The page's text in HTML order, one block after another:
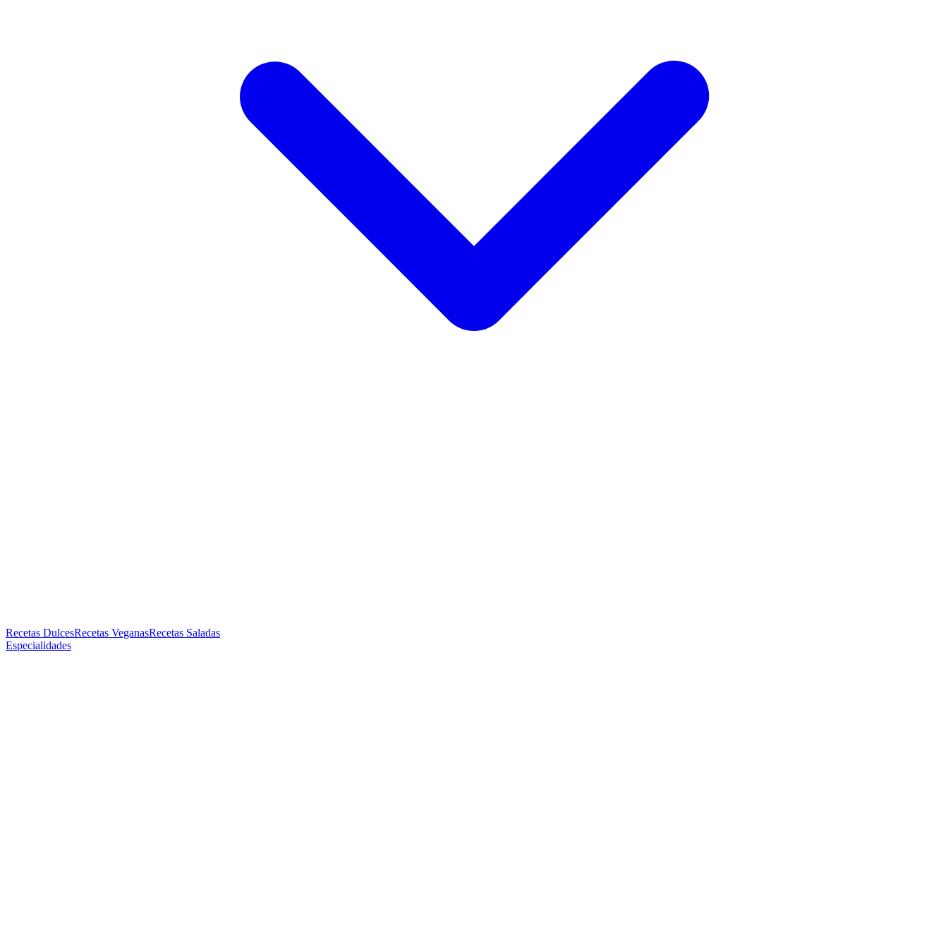
Recetas DulcesRecetas VeganasRecetas Saladas
Especialidades